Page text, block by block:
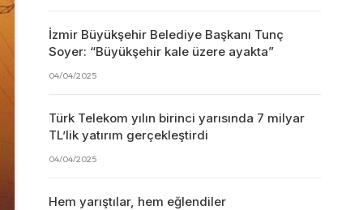
İzmir Büyükşehir Belediye Başkanı Tunç
Soyer: “Büyükşehir kale üzere ayakta”
04/04/2025
Türk Telekom yılın birinci yarısında 7 milyar
TL’lik yatırım gerçekleştirdi
04/04/2025
Hem yarıştılar, hem eğlendiler